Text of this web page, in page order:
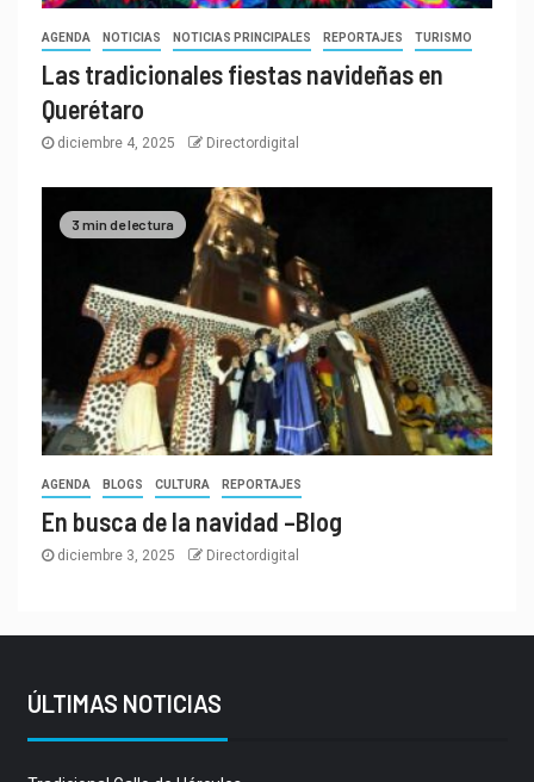
AGENDA NOTICIAS NOTICIAS PRINCIPALES REPORTAJES TURISMO
Las tradicionales fiestas navideñas en
Querétaro
diciembre 4, 2025 Directordigital
3 min de lectura
AGENDA BLOGS CULTURA REPORTAJES
En busca de la navidad –Blog
diciembre 3, 2025 Directordigital
ÚLTIMAS NOTICIAS